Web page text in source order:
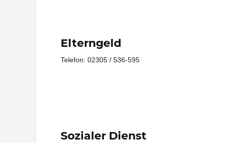
Elterngeld
Telefon: 02305 / 536-595
Sozialer Dienst